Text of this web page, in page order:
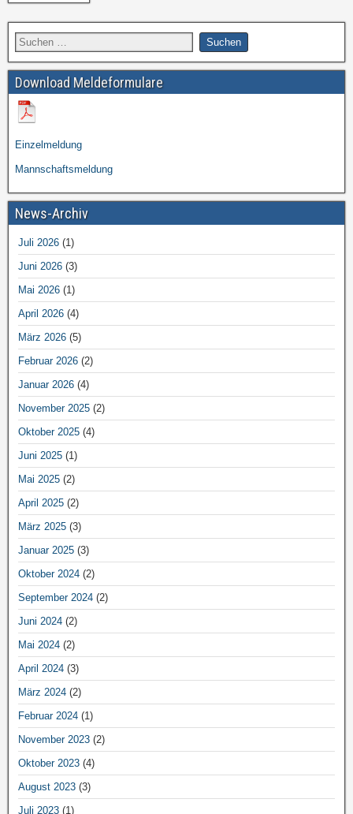
Download Meldeformulare
Einzelmeldung
Mannschaftsmeldung
News-Archiv
Juli 2026 (1)
Juni 2026 (3)
Mai 2026 (1)
April 2026 (4)
März 2026 (5)
Februar 2026 (2)
Januar 2026 (4)
November 2025 (2)
Oktober 2025 (4)
Juni 2025 (1)
Mai 2025 (2)
April 2025 (2)
März 2025 (3)
Januar 2025 (3)
Oktober 2024 (2)
September 2024 (2)
Juni 2024 (2)
Mai 2024 (2)
April 2024 (3)
März 2024 (2)
Februar 2024 (1)
November 2023 (2)
Oktober 2023 (4)
August 2023 (3)
Juli 2023 (1)